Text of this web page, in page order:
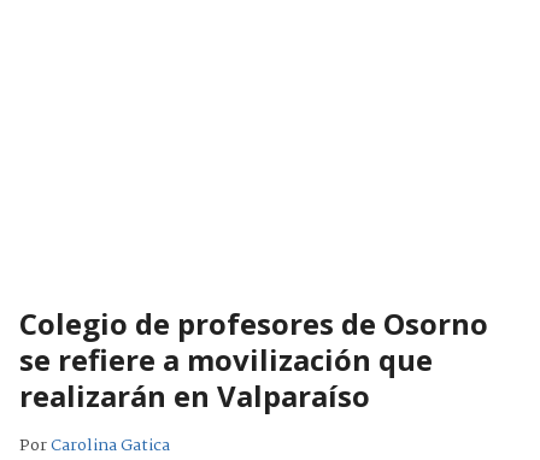
Colegio de profesores de Osorno
se refiere a movilización que
realizarán en Valparaíso
PorCarolina Gatica